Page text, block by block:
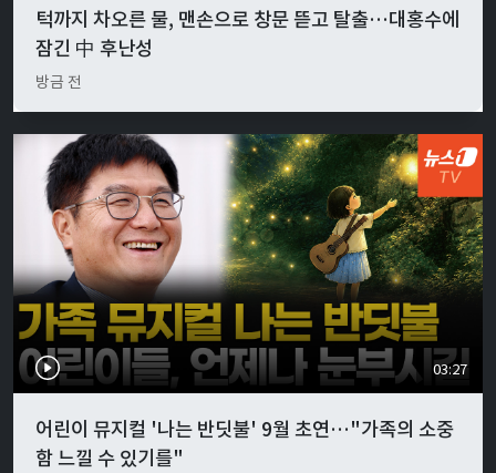
턱까지 차오른 물, 맨손으로 창문 뜯고 탈출…대홍수에
잠긴 中 후난성
방금 전
03:27
어린이 뮤지컬 '나는 반딧불' 9월 초연…"가족의 소중
함 느낄 수 있기를"